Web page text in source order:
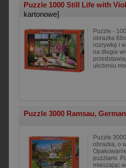
Puzzle 1000 Still Life with
kartonowe]
Puzzle -
obrazka
rozrywkę i
na długie
ułożeniu
Puzzle 3000 Ramsau,
Puzzle
obrazka, o
puzzlami.
mieszając